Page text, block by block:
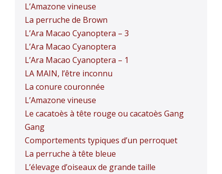
L’Amazone vineuse
La perruche de Brown
L’Ara Macao Cyanoptera – 3
L’Ara Macao Cyanoptera
L’Ara Macao Cyanoptera – 1
LA MAIN, l’être inconnu
La conure couronnée
L’Amazone vineuse
Le cacatoès à tête rouge ou cacatoès Gang
Gang
Comportements typiques d’un perroquet
La perruche à tête bleue
L’élevage d’oiseaux de grande taille